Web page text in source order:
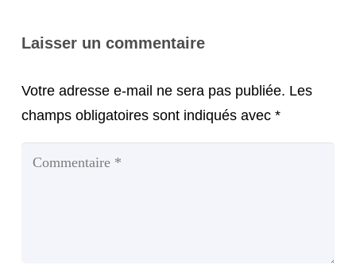
Laisser un commentaire
Votre adresse e-mail ne sera pas publiée. Les
champs obligatoires sont indiqués avec *